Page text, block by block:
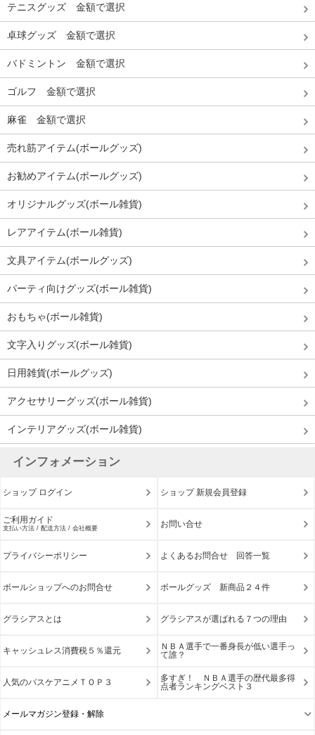
テニスグッズ 金額で選択
卓球グッズ 金額で選択
バドミントン 金額で選択
ゴルフ 金額で選択
麻雀 金額で選択
売れ筋アイテム(ボールグッズ)
お勧めアイテム(ボールグッズ)
オリジナルグッズ(ボール雑貨)
レアアイテム(ボール雑貨)
文具アイテム(ボールグッズ)
パーティ向けグッズ(ボール雑貨)
おもちゃ(ボール雑貨)
文字入りグッズ(ボール雑貨)
日用雑貨(ボールグッズ)
アクセサリーグッズ(ボール雑貨)
インテリアグッズ(ボール雑貨)
インフォメーション
ショップ ログイン ショップ 新規会員登録
ご利用ガイド
支払い方法 / 配送方法 / 会社概要 お問い合せ
プライバシーポリシー よくあるお問合せ 回答一覧
ボールショップへのお問合せ ボールグッズ 新商品２４件
グラシアスとは グラシアスが選ばれる７つの理由
キャッシュレス消費税５％還元
ＮＢＡ選手で一番身長が低い選手っ
て誰？
人気のバスケアニメＴＯＰ３
多すぎ！ ＮＢＡ選手の歴代最多得
点者ランキングベスト３
メールマガジン登録・解除